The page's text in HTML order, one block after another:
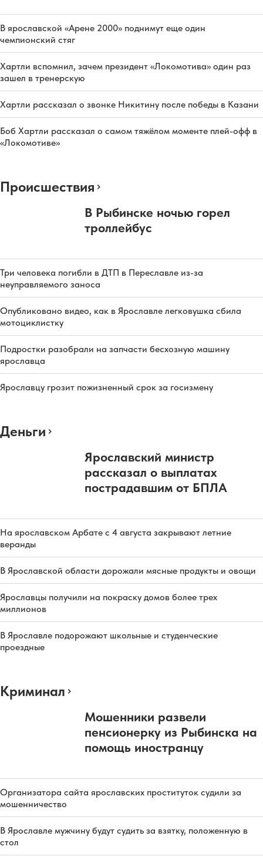
В ярославской «Арене 2000» поднимут еще один
чемпионский стяг
Хартли вспомнил, зачем президент «Локомотива» один раз
зашел в тренерскую
Хартли рассказал о звонке Никитину после победы в Казани
Боб Хартли рассказал о самом тяжёлом моменте плей-офф в
«Локомотиве»
Происшествия
В Рыбинске ночью горел
троллейбус
Три человека погибли в ДТП в Переславле из-за
неуправляемого заноса
Опубликовано видео, как в Ярославле легковушка сбила
мотоциклистку
Подростки разобрали на запчасти бесхозную машину
ярославца
Ярославцу грозит пожизненный срок за госизмену
Деньги
Ярославский министр
рассказал о выплатах
пострадавшим от БПЛА
На ярославском Арбате с 4 августа закрывают летние
веранды
В Ярославской области дорожали мясные продукты и овощи
Ярославцы получили на покраску домов более трех
миллионов
В Ярославле подорожают школьные и студенческие
проездные
Криминал
Мошенники развели
пенсионерку из Рыбинска на
помощь иностранцу
Организатора сайта ярославских проституток судили за
мошенничество
В Ярославле мужчину будут судить за взятку, положенную в
стол